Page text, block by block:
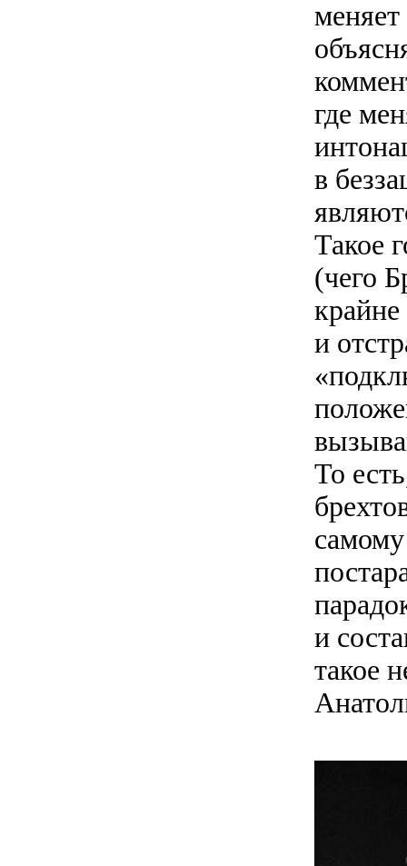
где
в
Такое
(чего
и
То
самому
и
такое